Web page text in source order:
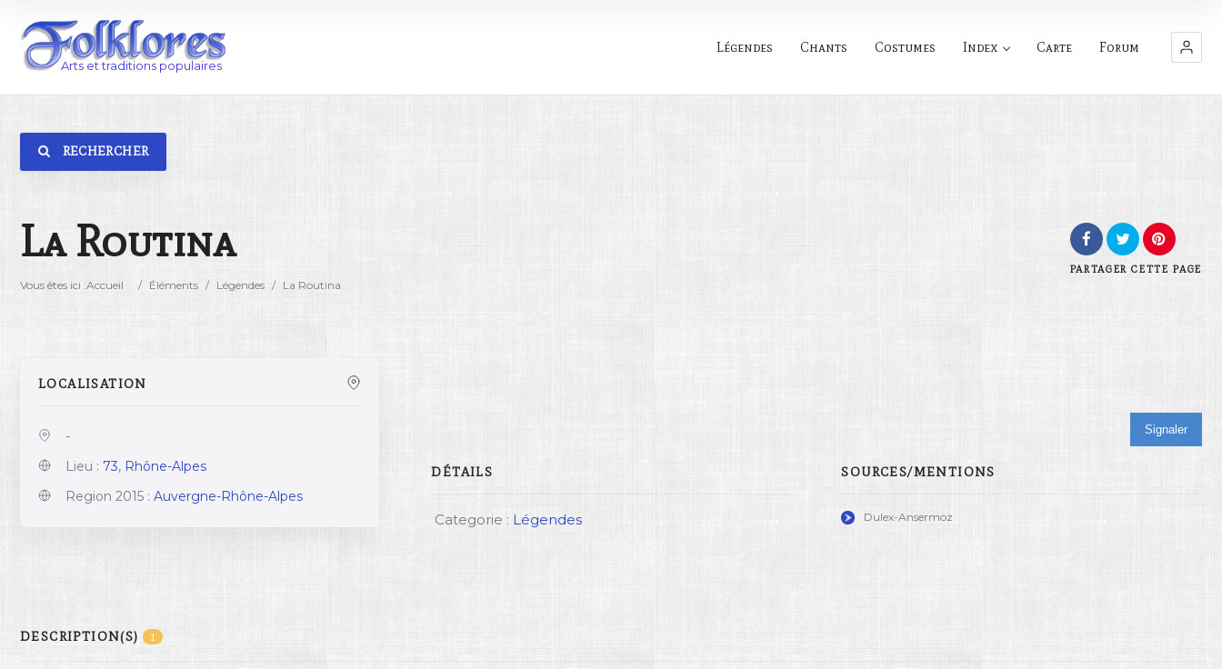
Légendes Chants Costumes Index Carte Forum
RECHERCHER
La Routina
Vous êtes ici :Accueil / Éléments / Légendes / La Routina
PARTAGER CETTE PAGE
LOCALISATION
-
Lieu : 73, Rhône-Alpes
Region 2015 : Auvergne-Rhône-Alpes
Signaler
DÉTAILS
Categorie : Légendes
SOURCES/MENTIONS
Dulex-Ansermoz
DESCRIPTION(S) 1